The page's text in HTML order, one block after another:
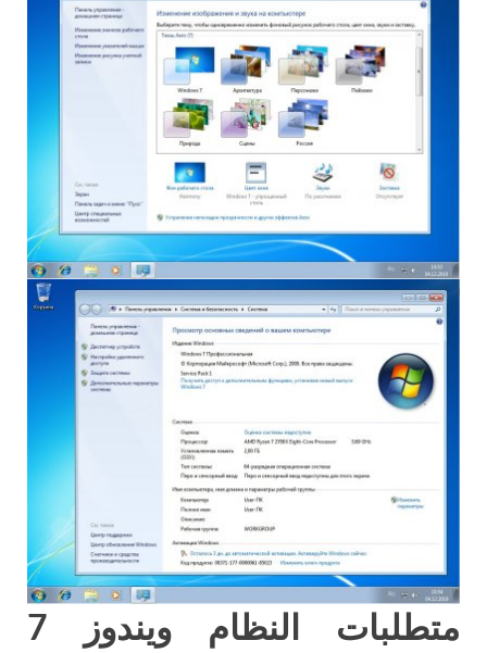
متطلبات النظام ويندوز 7